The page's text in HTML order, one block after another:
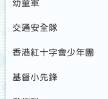
幼童軍
交通安全隊
香港紅十字會少年團
基督小先鋒